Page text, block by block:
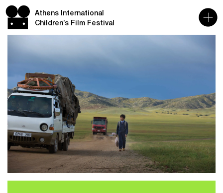
Athens International
Children’s Film Festival